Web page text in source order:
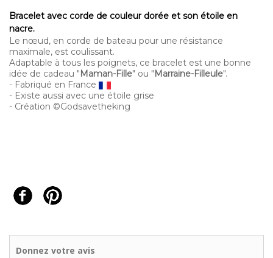
Bracelet avec corde de couleur dorée et son étoile en
nacre.
Le nœud, en corde de bateau pour une résistance
maximale, est coulissant.
Adaptable à tous les poignets, ce bracelet est une bonne
idée de cadeau "Maman-Fille" ou "Marraine-Filleule".
- Fabriqué en France
- Existe aussi avec une étoile grise
- Création ©Godsavetheking
Donnez votre avis